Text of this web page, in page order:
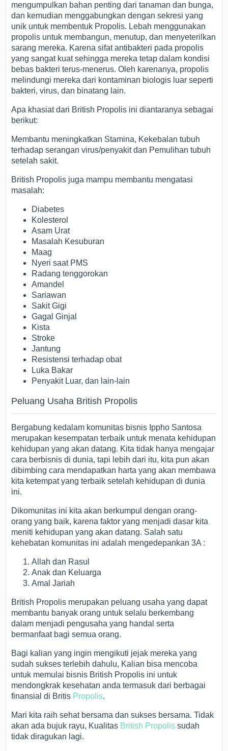
mengumpulkan bahan penting dari tanaman dan bunga,
dan kemudian menggabungkan dengan sekresi yang
unik untuk membentuk Propolis. Lebah menggunakan
propolis untuk membangun, menutup, dan menyeterilkan
sarang mereka. Karena sifat antibakteri pada propolis
yang sangat kuat sehingga mereka tetap dalam kondisi
bebas bakteri terus-menerus. Oleh karenanya, propolis
melindungi mereka dari kontaminan biologis luar seperti
bakteri, virus, dan binatang lain.
Apa khasiat dari British Propolis ini diantaranya sebagai
berikut:
Membantu meningkatkan Stamina, Kekebalan tubuh
terhadap serangan virus/penyakit dan Pemulihan tubuh
setelah sakit.
British Propolis juga mampu membantu mengatasi
masalah:
Diabetes
Kolesterol
Asam Urat
Masalah Kesuburan
Maag
Nyeri saat PMS
Radang tenggorokan
Amandel
Sariawan
Sakit Gigi
Gagal Ginjal
Kista
Stroke
Jantung
Resistensi terhadap obat
Luka Bakar
Penyakit Luar, dan lain-lain
Peluang Usaha British Propolis
Bergabung kedalam komunitas bisnis Ippho Santosa
merupakan kesempatan terbaik untuk menata kehidupan
kehidupan yang akan datang. Kita tidak hanya mengajar
cara berbisnis di dunia, tapi lebih dari itu, kita pun akan
dibimbing cara mendapatkan harta yang akan membawa
kita ketempat yang terbaik setelah kehidupan di dunia
ini.
Dikomunitas ini kita akan berkumpul dengan orang-
orang yang baik, karena faktor yang menjadi dasar kita
meniti kehidupan yang akan datang. Salah satu
kehebatan komunitas ini adalah mengedepankan 3A :
Allah dan Rasul
Anak dan Keluarga
Amal Jariah
British Propolis merupakan peluang usaha yang dapat
membantu banyak orang untuk selalu berkembang
dalam menjadi pengusaha yang handal serta
bermanfaat bagi semua orang.
Bagi kalian yang ingin mengikuti jejak mereka yang
sudah sukses terlebih dahulu, Kalian bisa mencoba
untuk memulai bisnis British Propolis ini untuk
mendongkrak kesehatan anda termasuk dari berbagai
finansial di Britis Propolis.
Mari kita raih sehat bersama dan sukses bersama. Tidak
akan ada bujuk rayu, Kualitas British Propolis sudah
tidak diragukan lagi.